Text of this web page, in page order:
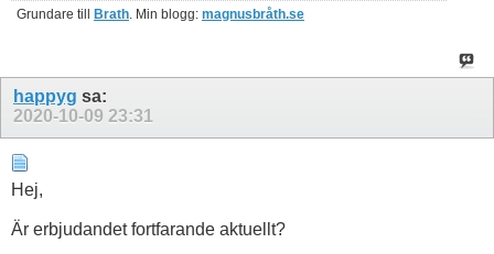
Grundare till Brath. Min blogg: magnusbråth.se
happyg sa:
2020-10-09 23:31
Hej,
Är erbjudandet fortfarande aktuellt?